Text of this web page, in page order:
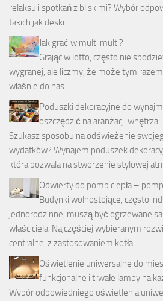
relaksu i spotkań z bliskimi? Wybór
takich jak deski …
Jak grać w multi multi?
Grając w lotto, często nie
wygranej, ale liczmy, że może tym
właśnie do nas …
Poduszki dekoracyjne do
oszczędzić na aranżacji wnętrza
Szukasz sposobu na odświeżenie
wydatków? Wynajem poduszek
która pozwala na stworzenie stylowej
Odwierty do pomp ciepła –
Budynki wolnostojące, często
jednorodzinne, muszą być ogrzewane
właściciela. Najczęściej wybieranym
centralne, z zastosowaniem kotła …
Oświetlenie uniwersalne do
funkcjonalne i trwałe lampy na
Wybór odpowiedniego oświetlenia